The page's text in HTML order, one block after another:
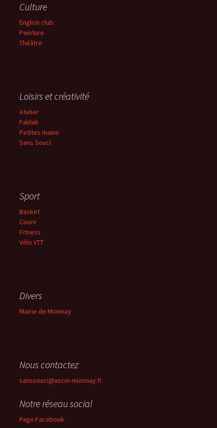
Culture
English club
Peinture
Théâtre
Loisirs et créativité
Atelier
Fablab
Petites mains
Sans Souci
Sport
Basket
Courir
Fitness
Vélo VTT
Divers
Mairie de Mionnay
Nous contactez
sanssouci@ascm-mionnay.fr
Notre réseau social
Page Facebook